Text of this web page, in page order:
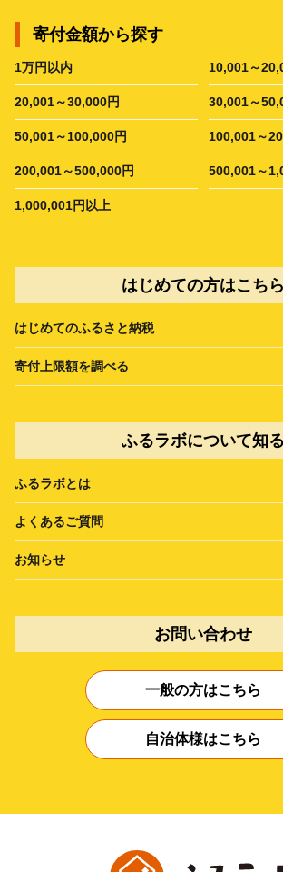
寄付金額から探す
1万円以内 10,001～
20,001～30,000円 30,001～
50,001～100,000円 100,001～
200,001～500,000円 500,001～
1,000,001円以上
はじめての方はこちら
はじめてのふるさと納税
寄付上限額を調べる
ふるラボについて知る
ふるラボとは
よくあるご質問
お知らせ
お問い合わせ
一般の方はこちら
自治体様はこちら